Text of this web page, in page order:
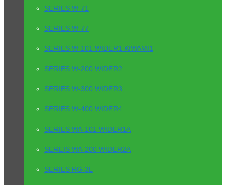
SERIES W-71
SERIES W-77
SERIES W-101 WIDER1 KIWAMI1
SERIES W-200 WIDER2
SERIES W-300 WIDER3
SERIES W-400 WIDER4
SERIES WA-101 WIDER1A
SEREIS WA-200 WIDER2A
SERIES RG-3L